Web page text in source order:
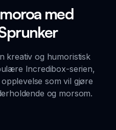
med
kreativ og humoristisk
Incredibox-serien,
som vil gjøre
og morsom.